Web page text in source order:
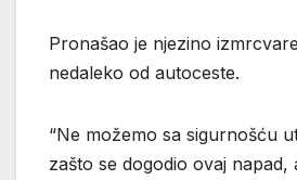
Pronašao je njezino
nedaleko od autoceste.
“Ne možemo sa sigurnošću
zašto se dogodio ovaj napad,